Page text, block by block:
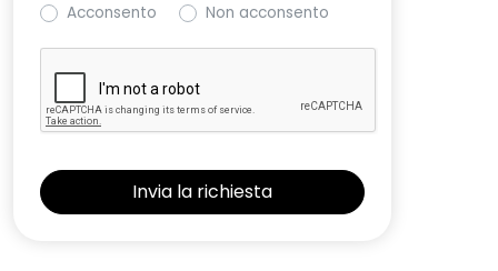
Acconsento
Non acconsento